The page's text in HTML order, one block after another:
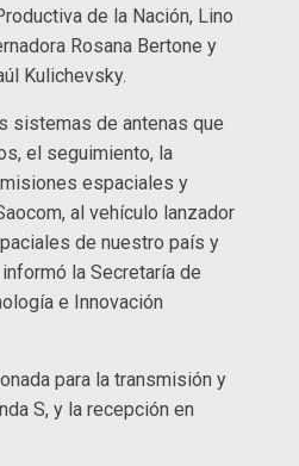
de la Nación, Lino
Rosana Bertone y
Kulichevsky.
sistemas de antenas que
el seguimiento, la
espaciales y
al vehículo lanzador
de nuestro país y
la Secretaría de
e Innovación
para la transmisión y
S, y la recepción en